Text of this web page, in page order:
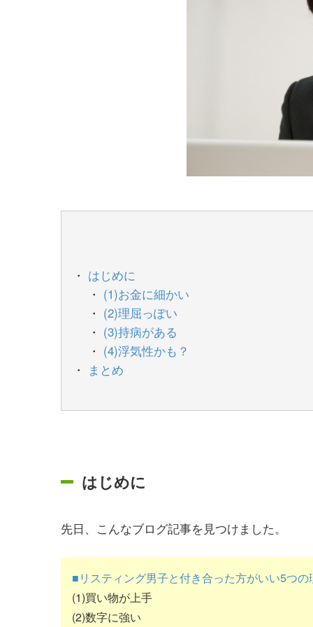
はじめに
(1)お金に細かい
(2)理屈っぽい
(3)持病がある
(4)浮気性かも？
まとめ
はじめに
先日、こんなブログ記事を見つけました。
■リスティング男子と付き合った方がいい5つの
(1)買い物が上手
(2)数字に強い